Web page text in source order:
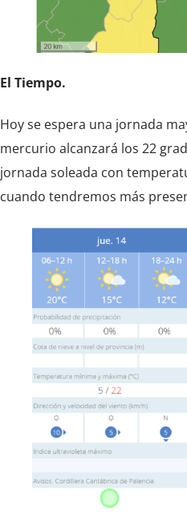
El Tiempo.
Hoy se espera una jornada
mercurio alcanzará los 22
jornada soleada con
cuando tendremos más